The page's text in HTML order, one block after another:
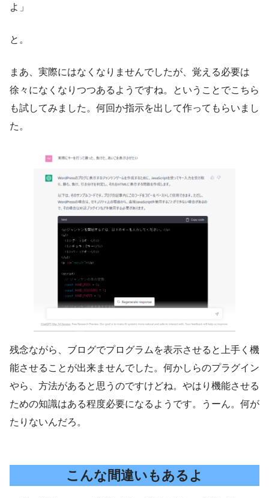
よ」
と。
まあ、実際にはなくなりませんでしたが、覚える必要は
徐々になくなりつつあるようですね。ということでこちら
も試してみました。何回か指示を出して作ってもらいまし
た。
残念ながら、ブログでプログラムを表示させると上手く機
能させることが出来ませんでした。何かしらのプラグイン
やら、方法があると思うのですけどね。やはり機能させる
ための知識はある程度必要になるようです。うーん。何が
たりないんだろ。
こんな間違いもあるよ